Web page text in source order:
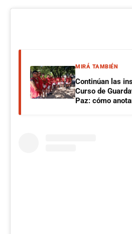
MIRÁ TAMBIÉN
Continúan las
Curso de
Paz: cómo